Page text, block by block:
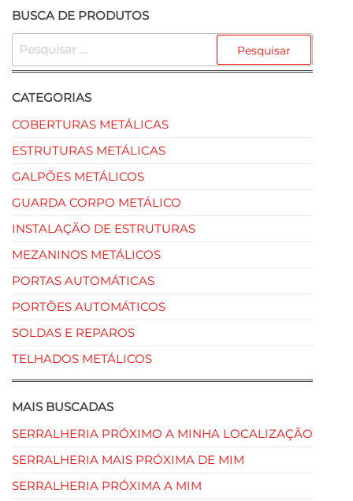
BUSCA DE PRODUTOS
CATEGORIAS
COBERTURAS METÁLICAS
ESTRUTURAS METÁLICAS
GALPÕES METÁLICOS
GUARDA CORPO METÁLICO
INSTALAÇÃO DE ESTRUTURAS
MEZANINOS METÁLICOS
PORTAS AUTOMÁTICAS
PORTÕES AUTOMÁTICOS
SOLDAS E REPAROS
TELHADOS METÁLICOS
MAIS BUSCADAS
SERRALHERIA PRÓXIMO A MINHA LOCALIZAÇÃO
SERRALHERIA MAIS PRÓXIMA DE MIM
SERRALHERIA PRÓXIMA A MIM